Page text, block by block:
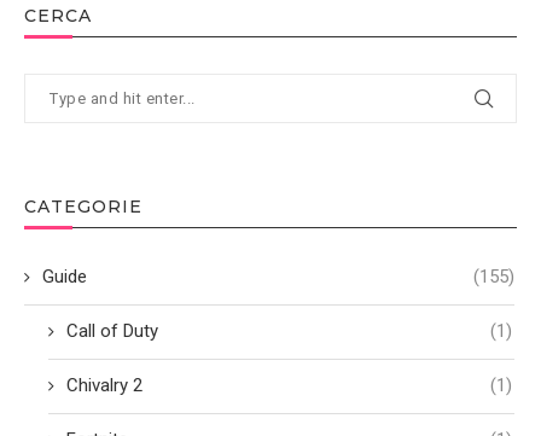
CERCA
CATEGORIE
Guide (155)
Call of Duty (1)
Chivalry 2 (1)